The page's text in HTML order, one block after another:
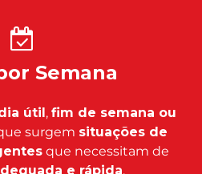
Semana
útil, fim de semana ou
surgem situações de
que necessitam de
e rápida.